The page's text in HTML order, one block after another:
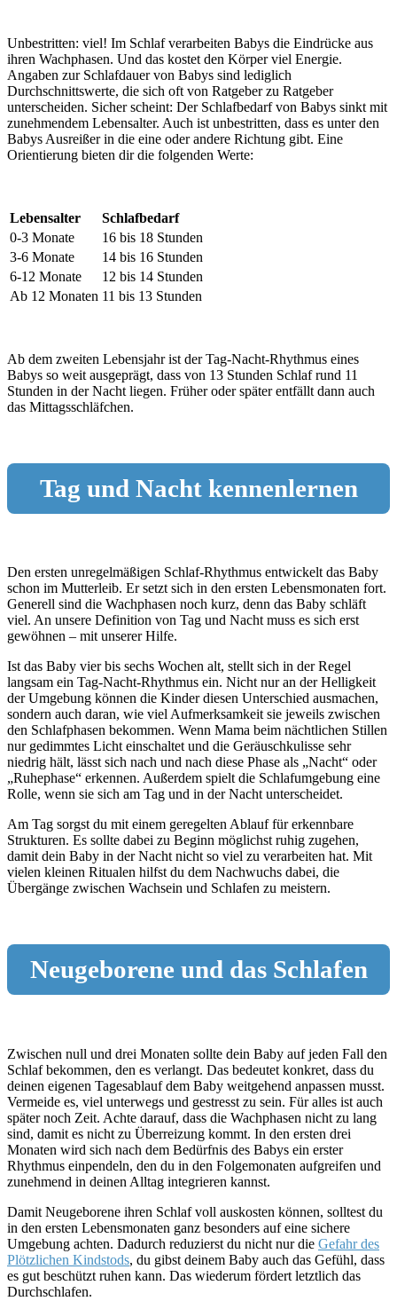
Unbestritten: viel! Im Schlaf verarbeiten Babys die Eindrücke aus
ihren Wachphasen. Und das kostet den Körper viel Energie.
Angaben zur Schlafdauer von Babys sind lediglich
Durchschnittswerte, die sich oft von Ratgeber zu Ratgeber
unterscheiden. Sicher scheint: Der Schlafbedarf von Babys sinkt mit
zunehmendem Lebensalter. Auch ist unbestritten, dass es unter den
Babys Ausreißer in die eine oder andere Richtung gibt. Eine
Orientierung bieten dir die folgenden Werte:
Lebensalter
Schlafbedarf
0-3 Monate
16 bis 18 Stunden
3-6 Monate
14 bis 16 Stunden
6-12 Monate
12 bis 14 Stunden
Ab 12 Monaten 11 bis 13 Stunden
Ab dem zweiten Lebensjahr ist der Tag-Nacht-Rhythmus eines
Babys so weit ausgeprägt, dass von 13 Stunden Schlaf rund 11
Stunden in der Nacht liegen. Früher oder später entfällt dann auch
das Mittagsschläfchen.
Tag und Nacht kennenlernen
Den ersten unregelmäßigen Schlaf-Rhythmus entwickelt das Baby
schon im Mutterleib. Er setzt sich in den ersten Lebensmonaten fort.
Generell sind die Wachphasen noch kurz, denn das Baby schläft
viel. An unsere Definition von Tag und Nacht muss es sich erst
gewöhnen – mit unserer Hilfe.
Ist das Baby vier bis sechs Wochen alt, stellt sich in der Regel
langsam ein Tag-Nacht-Rhythmus ein. Nicht nur an der Helligkeit
der Umgebung können die Kinder diesen Unterschied ausmachen,
sondern auch daran, wie viel Aufmerksamkeit sie jeweils zwischen
den Schlafphasen bekommen. Wenn Mama beim nächtlichen Stillen
nur gedimmtes Licht einschaltet und die Geräuschkulisse sehr
niedrig hält, lässt sich nach und nach diese Phase als „Nacht“ oder
„Ruhephase“ erkennen. Außerdem spielt die Schlafumgebung eine
Rolle, wenn sie sich am Tag und in der Nacht unterscheidet.
Am Tag sorgst du mit einem geregelten Ablauf für erkennbare
Strukturen. Es sollte dabei zu Beginn möglichst ruhig zugehen,
damit dein Baby in der Nacht nicht so viel zu verarbeiten hat. Mit
vielen kleinen Ritualen hilfst du dem Nachwuchs dabei, die
Übergänge zwischen Wachsein und Schlafen zu meistern.
Neugeborene und das Schlafen
Zwischen null und drei Monaten sollte dein Baby auf jeden Fall den
Schlaf bekommen, den es verlangt. Das bedeutet konkret, dass du
deinen eigenen Tagesablauf dem Baby weitgehend anpassen musst.
Vermeide es, viel unterwegs und gestresst zu sein. Für alles ist auch
später noch Zeit. Achte darauf, dass die Wachphasen nicht zu lang
sind, damit es nicht zu Überreizung kommt. In den ersten drei
Monaten wird sich nach dem Bedürfnis des Babys ein erster
Rhythmus einpendeln, den du in den Folgemonaten aufgreifen und
zunehmend in deinen Alltag integrieren kannst.
Damit Neugeborene ihren Schlaf voll auskosten können, solltest du
in den ersten Lebensmonaten ganz besonders auf eine sichere
Umgebung achten. Dadurch reduzierst du nicht nur die Gefahr des
Plötzlichen Kindstods, du gibst deinem Baby auch das Gefühl, dass
es gut beschützt ruhen kann. Das wiederum fördert letztlich das
Durchschlafen.